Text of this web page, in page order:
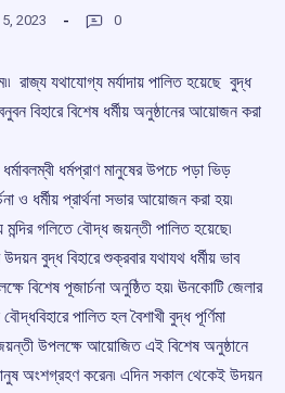
2023 0
রাজ্য যথাযোগ্য মর্যাদায় পালিত হয়েছে বুদ্ধ
বিহারে বিশেষ ধর্মীয় অনুষ্ঠানের আয়োজন করা
ধর্মপ্রাণ মানুষের উপচে পড়া ভিড়
ও ধর্মীয় প্রার্থনা সভার আয়োজন করা হয়৷
গলিতে বৌদ্ধ জয়ন্তী পালিত হয়েছে৷
বুদ্ধ বিহারে শুক্রবার যথাযথ ধর্মীয় ভাব
বিশেষ পূজার্চনা অনুষ্ঠিত হয়৷ ঊনকোটি জেলার
পালিত হল বৈশাখী বুদ্ধ পূর্ণিমা
উপলক্ষে আয়োজিত এই বিশেষ অনুষ্ঠানে
অংশগ্রহণ করেন৷ এদিন সকাল থেকেই উদয়ন